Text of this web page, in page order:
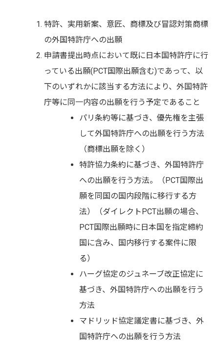
特許、実用新案、意匠、商標及び冒認対策商標
の外国特許庁への出願
申請書提出時点において既に日本国特許庁に行
っている出願(PCT国際出願含む)であって、以
下のいずれかに該当する方法により、外国特許
庁等に同一内容の出願を行う予定であること
パリ条約等に基づき、優先権を主張
して外国特許庁への出願を行う方法
（商標出願を除く）
特許協力条約に基づき、外国特許庁
への出願を行う方法。（PCT国際出
願を同国の国内段階に移行する方
法）（ダイレクトPCT出願の場合、
PCT国際出願時に日本国を指定締約
国に含み、国内移行する案件に限
る）
ハーグ協定のジュネーブ改正協定に
基づき、外国特許庁への出願を行う
方法
マドリッド協定議定書に基づき、外
国特許庁への出願を行う方法